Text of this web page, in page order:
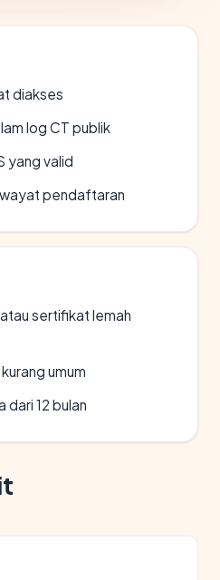
diakses
log CT publik
yang valid
pendaftaran
sertifikat lemah
umum
dari 12 bulan